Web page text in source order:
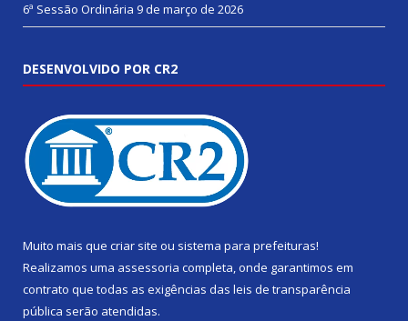
6ª Sessão Ordinária 9 de março de 2026
DESENVOLVIDO POR CR2
Muito mais que criar site ou sistema para prefeituras!
Realizamos uma assessoria completa, onde garantimos em
contrato que todas as exigências das leis de transparência
pública serão atendidas.